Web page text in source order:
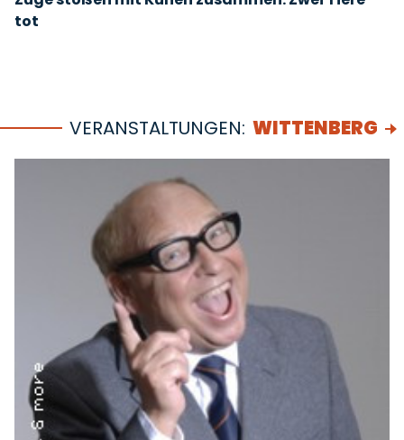
tot
VERANSTALTUNGEN: WITTENBERG